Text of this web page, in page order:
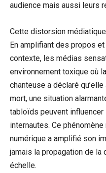
audience mais aussi leurs
Cette distorsion
En amplifiant des propos
contexte, les médias
environnement toxique où
chanteuse a déclaré
mort, une situation
tabloïds peuvent
internautes. Ce phénomène
numérique a amplifié son
jamais la propagation de la
échelle.